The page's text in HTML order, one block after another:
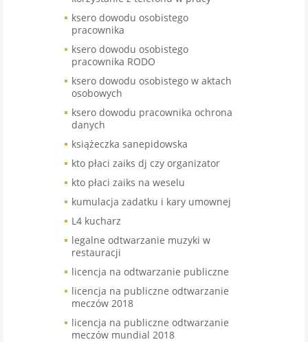
ksero dowodu osobistego
pracownika
ksero dowodu osobistego
pracownika RODO
ksero dowodu osobistego w aktach
osobowych
ksero dowodu pracownika ochrona
danych
książeczka sanepidowska
kto płaci zaiks dj czy organizator
kto płaci zaiks na weselu
kumulacja zadatku i kary umownej
L4 kucharz
legalne odtwarzanie muzyki w
restauracji
licencja na odtwarzanie publiczne
licencja na publiczne odtwarzanie
meczów 2018
licencja na publiczne odtwarzanie
meczów mundial 2018